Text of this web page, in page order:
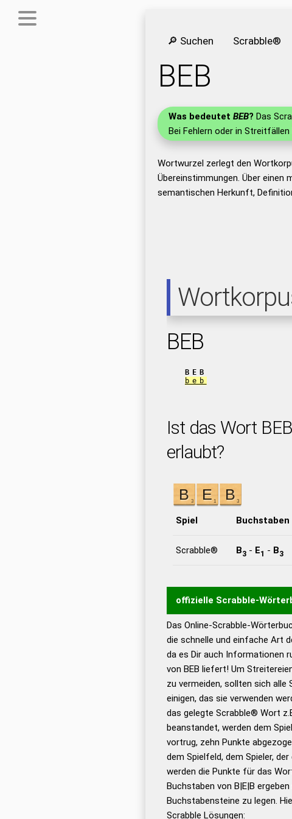
🔎 Suchen Scrabble®
BEB
Was bedeutet BEB? Das
Bei Fehlern oder in
Wortwurzel zerlegt den
Übereinstimmungen. Über
semantischen Herkunft,
BEB
BEB
beb
Ist das Wort
erlaubt?
Spiel Buchstaben
Scrabble® B3- E1 - B3
offizielle Scrabble-
Wortwurzel liefert mit Hilfe
Wortanalyse-Algorithmus
Wortbedeutung,
Gültigkeit eines Wortes für
bestimmen!
zugelassene
Wörterbücher sind:
Duden
Bänden
Duden
Deutsch
Duden
Das Online-Scrabble-
die schnelle und einfache Art
da es Dir auch Informationen
von BEB liefert! Um
zu vermeiden, sollten sich alle
einigen, das sie verwenden
das gelegte Scrabble® Wort
beanstandet, werden dem
vortrug, zehn Punkte
dem Spielfeld, dem Spieler,
werden die Punkte für das
Buchstaben von B|E|B
Buchstabensteine zu legen.
Scrabble Lösungen: